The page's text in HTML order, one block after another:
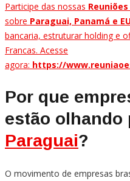
Participe das nossas
sobre Paraguai, Panamá e
bancaria, estruturar holding e
Francas. Acesse
agora: https://
Por que
estão olhando
Paraguai?
O movimento de empresas